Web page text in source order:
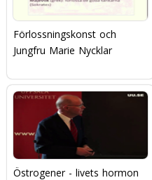
Förlossningskonst och
Jungfru Marie Nycklar
Östrogener - livets hormon